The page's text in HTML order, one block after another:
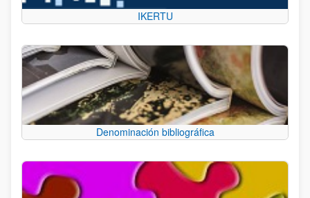
IKERTU
Denominación bibliográfica